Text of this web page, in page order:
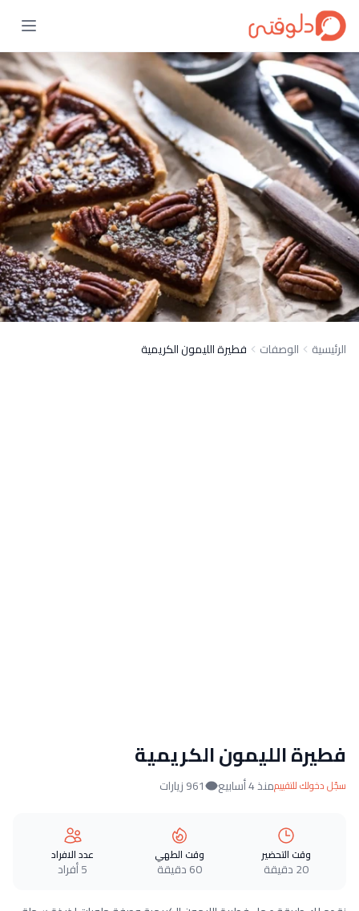
الرئيسية الوصفات فطيرة الليمون الكريمية
فطيرة الليمون الكريمية
سجّل دخولك للتقييممنذ 4 أسابيع 961 زيارات
وقت التحضير
20 دقيقة
وقت الطهي
60 دقيقة
عدد الافراد
5 أفراد